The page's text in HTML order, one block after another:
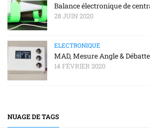
Balance électronique de
28 JUIN 2020
ELECTRONIQUE
MAD, Mesure Angle &
14 FÉVRIER 2020
NUAGE DE TAGS